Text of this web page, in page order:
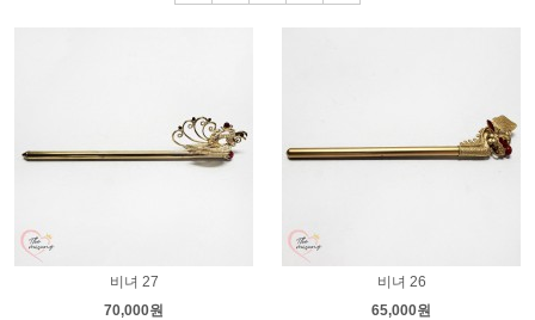
비녀 27
70,000원
비녀 26
65,000원